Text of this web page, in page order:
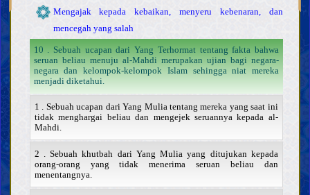
Mengajak kepada kebaikan, menyeru kebenaran, dan
mencegah yang salah
10 . Sebuah ucapan dari Yang Terhormat tentang fakta bahwa
seruan beliau menuju al-Mahdi merupakan ujian bagi negara-
negara dan kelompok-kelompok Islam sehingga niat mereka
menjadi diketahui.
1 . Sebuah ucapan dari Yang Mulia tentang mereka yang saat ini
tidak menghargai beliau dan mengejek seruannya kepada al-
Mahdi.
2 . Sebuah khutbah dari Yang Mulia yang ditujukan kepada
orang-orang yang tidak menerima seruan beliau dan
menentangnya.